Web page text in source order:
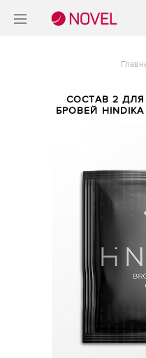
СОСТАВ 2
БРОВЕЙ HINDIKA